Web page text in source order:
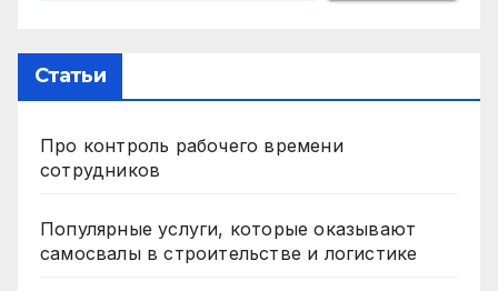
Статьи
Про контроль рабочего времени
сотрудников
Популярные услуги, которые оказывают
самосвалы в строительстве и логистике